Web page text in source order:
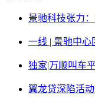
景驰科技张力
一线 | 景驰中心
独家|万顺叫车
翼龙贷深陷活